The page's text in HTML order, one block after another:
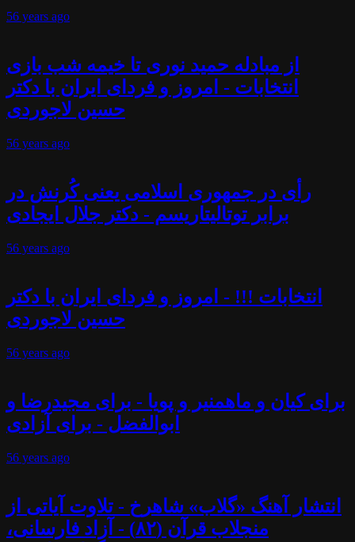
56 years ago
از مبادله حمید نوری تا خیمه شب بازی
انتخابات - امروز و فردای ایران با دکتر
حسین لاجوردی
56 years ago
رأی در جمهوری اسلامی یعنی کُرنش در
برابر توتالیتاریسم - دکتر جلال ایجادی
56 years ago
انتخابات !!! - امروز و فردای ایران با دکتر
حسین لاجوردی
56 years ago
برای کیان و ماهمنیر و پویا - برای مجیدرضا و
ابوالفضل - برای آزادی
56 years ago
انتشار آهنگ «گلاب» شاهرخ - تلاوت آیاتی از
منجلاب قرآن (۸۲) - آزاد فارسانی،